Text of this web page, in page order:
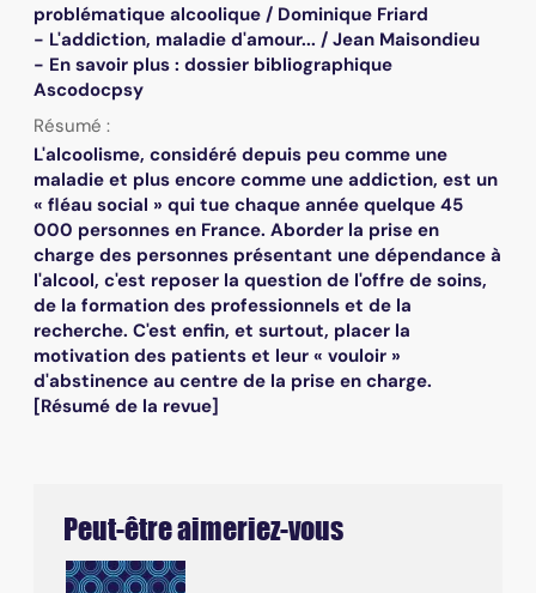
problématique alcoolique / Dominique Friard
- L'addiction, maladie d'amour... / Jean Maisondieu
- En savoir plus : dossier bibliographique
Ascodocpsy
Résumé :
L'alcoolisme, considéré depuis peu comme une
maladie et plus encore comme une addiction, est un
« fléau social » qui tue chaque année quelque 45
000 personnes en France. Aborder la prise en
charge des personnes présentant une dépendance à
l'alcool, c'est reposer la question de l'offre de soins,
de la formation des professionnels et de la
recherche. C'est enfin, et surtout, placer la
motivation des patients et leur « vouloir »
d'abstinence au centre de la prise en charge.
[Résumé de la revue]
Peut-être aimeriez-vous